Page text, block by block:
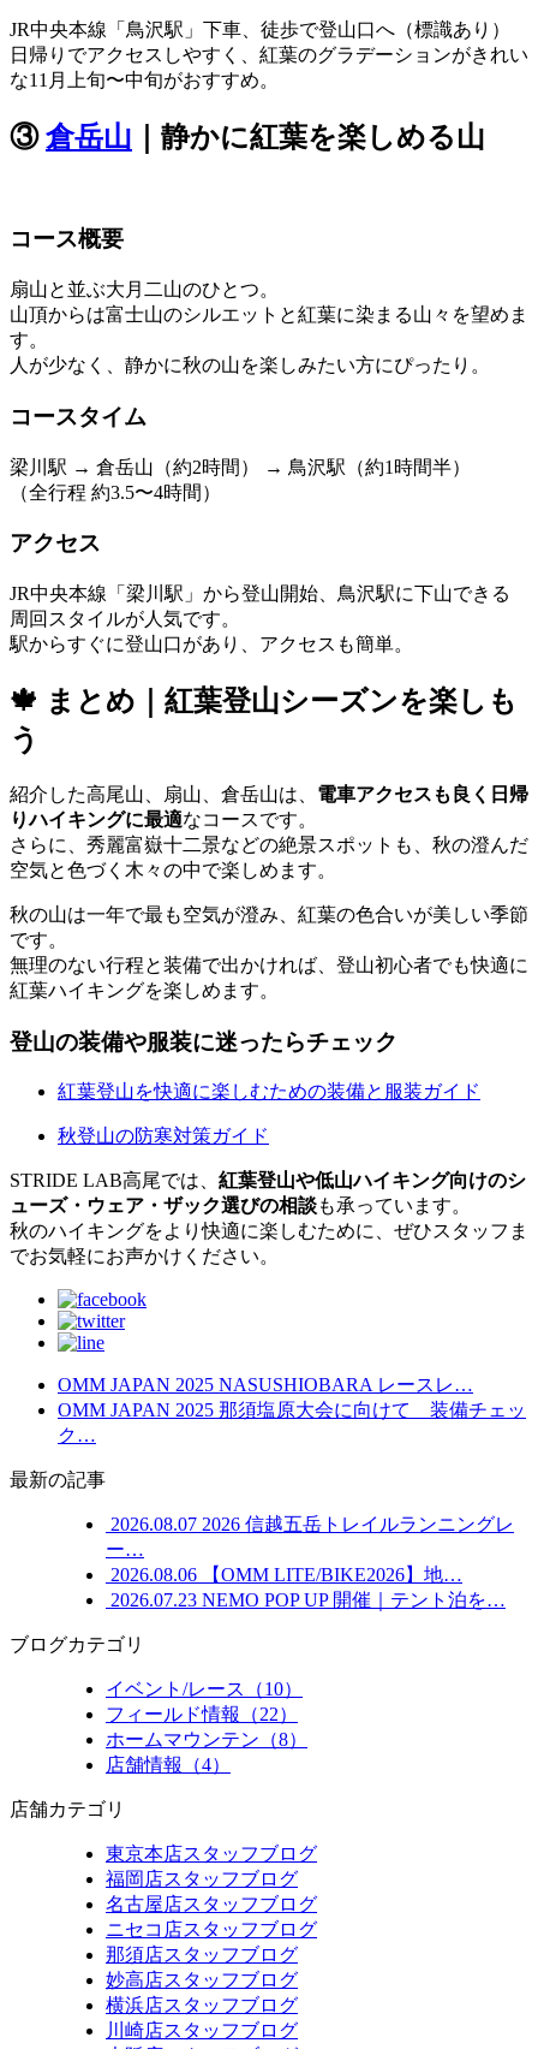
JR中央本線「鳥沢駅」下車、徒歩で登山口へ（標識あり）
日帰りでアクセスしやすく、紅葉のグラデーションがきれい
な11月上旬〜中旬がおすすめ。
③倉岳山 ｜静かに紅葉を楽しめる山
コース概要
扇山と並ぶ大月二山のひとつ。
山頂からは富士山のシルエットと紅葉に染まる山々を望めま
す。
人が少なく、静かに秋の山を楽しみたい方にぴったり。
コースタイム
梁川駅 → 倉岳山（約2時間） → 鳥沢駅（約1時間半）
（全行程 約3.5〜4時間）
アクセス
JR中央本線「梁川駅」から登山開始、鳥沢駅に下山できる
周回スタイルが人気です。
駅からすぐに登山口があり、アクセスも簡単。
🍁 まとめ｜紅葉登山シーズンを楽しも
う
紹介した高尾山、扇山、倉岳山は、 電車アクセスも良く日帰
りハイキングに最適なコースです。
さらに、秀麗富嶽十二景などの絶景スポットも、秋の澄んだ
空気と色づく木々の中で楽しめます。
秋の山は一年で最も空気が澄み、紅葉の色合いが美しい季節
です。
無理のない行程と装備で出かければ、登山初心者でも快適に
紅葉ハイキングを楽しめます。
登山の装備や服装に迷ったらチェック
紅葉登山を快適に楽しむための装備と服装ガイド
秋登山の防寒対策ガイド
STRIDE LAB高尾では、 紅葉登山や低山ハイキング向けのシ
ューズ・ウェア・ザック選びの相談も承っています。
秋のハイキングをより快適に楽しむために、ぜひスタッフま
でお気軽にお声かけください。
OMM JAPAN 2025 NASUSHIOBARA レースレ…
OMM JAPAN 2025 那須塩原大会に向けて 装備チェッ
ク…
最新の記事
2026.08.07 2026 信越五岳トレイルランニングレ
ー…
2026.08.06
【OMM LITE/BIKE2026】地…
2026.07.23 NEMO POP UP 開催｜テント泊を…
ブログカテゴリ
イベント/レース（10）
フィールド情報（22）
ホームマウンテン（8）
店舗情報（4）
店舗カテゴリ
東京本店スタッフブログ
福岡店スタッフブログ
名古屋店スタッフブログ
ニセコ店スタッフブログ
那須店スタッフブログ
妙高店スタッフブログ
横浜店スタッフブログ
川崎店スタッフブログ